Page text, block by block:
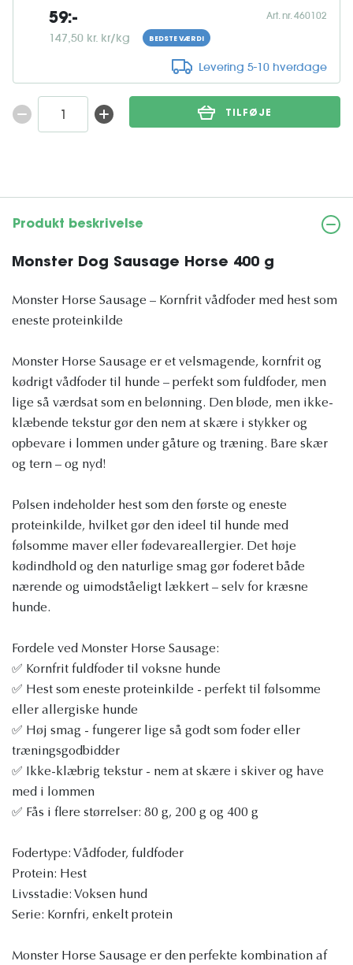
59:-
147,50 kr. kr/kg BEDSTE VÆRDI
Art. nr. 460102
Levering 5-10 hverdage
TILFØJE
Produkt beskrivelse
Monster Dog Sausage Horse 400 g
Monster Horse Sausage – Kornfrit vådfoder med hest som
eneste proteinkilde
Monster Horse Sausage er et velsmagende, kornfrit og
kødrigt vådfoder til hunde – perfekt som fuldfoder, men
lige så værdsat som en belønning. Den bløde, men ikke-
klæbende tekstur gør den nem at skære i stykker og
opbevare i lommen under gåture og træning. Bare skær
og tern – og nyd!
Pølsen indeholder hest som den første og eneste
proteinkilde, hvilket gør den ideel til hunde med
følsomme maver eller fødevareallergier. Det høje
kødindhold og den naturlige smag gør foderet både
nærende og uimodståeligt lækkert – selv for kræsne
hunde.
Fordele ved Monster Horse Sausage:
✅ Kornfrit fuldfoder til voksne hunde
✅ Hest som eneste proteinkilde - perfekt til følsomme
eller allergiske hunde
✅ Høj smag - fungerer lige så godt som foder eller
træningsgodbidder
✅ Ikke-klæbrig tekstur - nem at skære i skiver og have
med i lommen
✅ Fås i flere størrelser: 80 g, 200 g og 400 g
Fodertype: Vådfoder, fuldfoder
Protein: Hest
Livsstadie: Voksen hund
Serie: Kornfri, enkelt protein
Monster Horse Sausage er den perfekte kombination af